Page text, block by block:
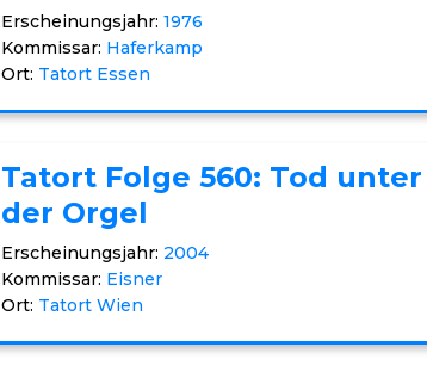
Erscheinungsjahr: 1976
Kommissar: Haferkamp
Ort: Tatort Essen
Tatort Folge 560: Tod unter
der Orgel
Erscheinungsjahr: 2004
Kommissar: Eisner
Ort: Tatort Wien